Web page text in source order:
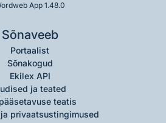
App 1.48.0
Sõnaveeb
Portaalist
Sõnakogud
Ekilex API
ja teated
teatis
privaatsustingimused